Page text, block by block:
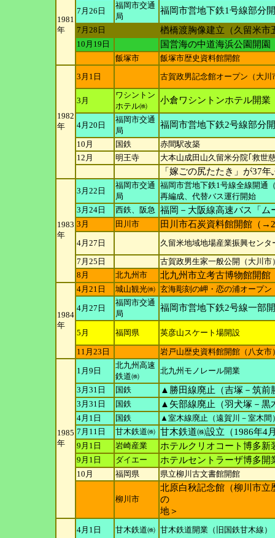
1981
年
7月26日
福岡市交通
局
福岡市営地下鉄1号線部分
7月28日 楢橋渡胸像建立（久留米市
10月19日 国営海の中道海浜公園開園
飯塚市 飯塚市歴史資料館開館
1982
年
3月1日 古賀政男記念館オープン（大川
3月
ワシントン
ホテル㈱
小倉ワシントンホテル開業
4月20日
福岡市交通
局
福岡市営地下鉄2号線部分
10月 国鉄
赤間駅改築
12月
明王寺 大本山成田山久留米分院｢救世
「嫁ごの尻たたき」が37
1983
年
3月22日
福岡市交通
局
福岡市営地下鉄1号線全線開通
再編成、代替バス運行開始
3月24日
西鉄、阪急 福岡－大阪線高速バス「ム
3月 田川市 田川市石炭資料館開館（
4月27日
久留米地域地場産業振興センタ
7月25日
古賀政男生家一般公開（大川市
8月
北九州市 北九州市立考古博物館開館
1984
年
4月21日 城山観光㈱ 玄海彫刻の岬・恋の浦オープン
4月27日
福岡市交通
局
福岡市営地下鉄2号線一部
5月 福岡県 英彦山スケート場開設
11月23日 岩戸山歴史資料館開館（八女市
1985
年
1月9日
北九州高速
鉄道㈱
北九州モノレール開業
3月31日 国鉄 ▲勝田線廃止（吉塚－筑前
3月31日 国鉄 ▲矢部線廃止（羽犬塚－黒
4月1日 国鉄
▲室木線廃止（遠賀川－室木間
7月11日
甘木鉄道㈱ 甘木鉄道㈱設立（1986年4
9月1日 岩崎産業 ホテルクリオコート博多新
9月1日 ダイエー ホテルセントラーザ博多開
10月 福岡県 県立柳川古文書館開館
柳川市
北原白秋記念館（柳川市立
の
地＞
4月1日 甘木鉄道㈱ 甘木鉄道開業（旧国鉄甘木線）